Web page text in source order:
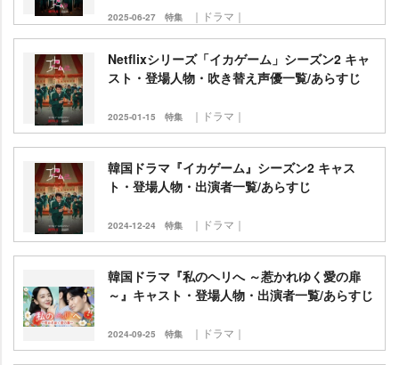
2025-06-27 特集 ｜ドラマ｜
Netflixシリーズ「イカゲーム」シーズン2 キャ
スト・登場人物・吹き替え声優一覧/あらすじ
2025-01-15 特集 ｜ドラマ｜
韓国ドラマ『イカゲーム』シーズン2 キャス
ト・登場人物・出演者一覧/あらすじ
2024-12-24 特集 ｜ドラマ｜
韓国ドラマ『私のヘリへ ～惹かれゆく愛の扉
～』キャスト・登場人物・出演者一覧/あらすじ
2024-09-25 特集 ｜ドラマ｜